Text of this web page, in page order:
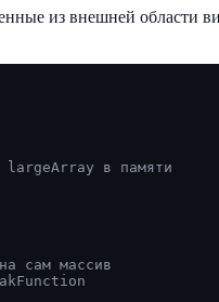
из внешней области
largeArray в памяти
сам массив